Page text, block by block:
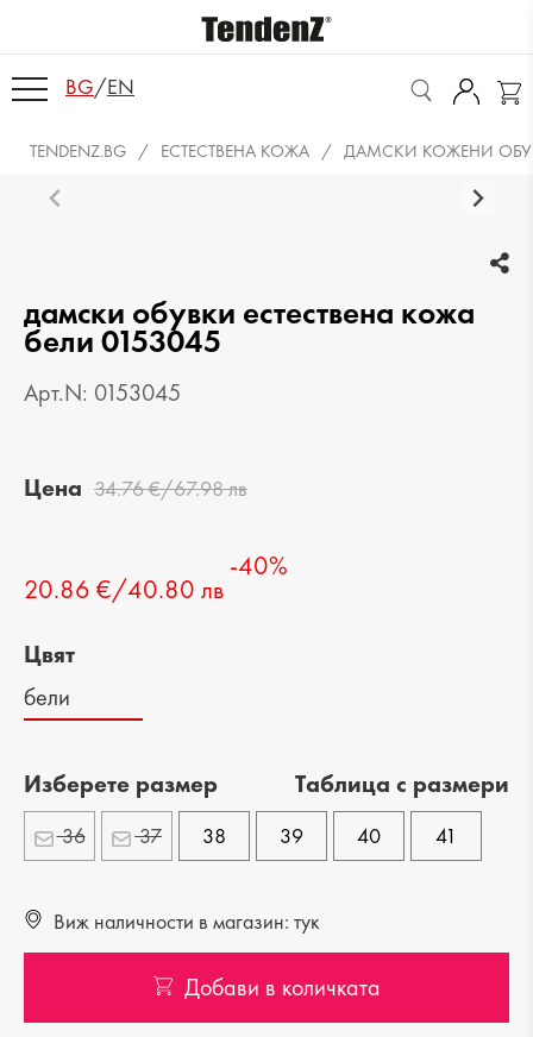
BG/EN
TENDENZ.BG ЕСТЕСТВЕНА КОЖА ДАМСКИ КОЖЕНИ
дамски обувки естествена кожа
бели 0153045
Арт.N: 0153045
Цена 34.76 €/67.98 лв
20.86 €/40.80 лв
-40%
Цвят
бели
Изберете размер Tаблица с размери
36 37 38 39 40 41
Виж наличности в магазин: тук
Добави в количката